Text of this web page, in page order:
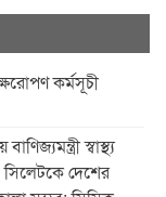
কর্মসূচী
স্বাস্থ্য
সিলেটকে দেশের